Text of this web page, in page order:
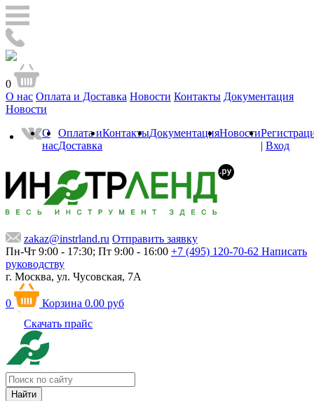
0
О нас Оплата и Доставка Новости Контакты Документация
Новости
О
нас
Оплата и
Доставка
КонтактыДокументацияНовости
| Вход
zakaz@instrland.ru Отправить заявку
Пн-Чт 9:00 - 17:30; Пт 9:00 - 16:00 +7 (495) 120-70-62 Написать
руководству
г. Москва, ул. Чусовская, 7А
0 Корзина 0.00 руб
Скачать прайс